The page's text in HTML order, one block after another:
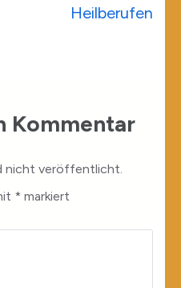
Heilberufen
Kommentar
nicht veröffentlicht.
* markiert